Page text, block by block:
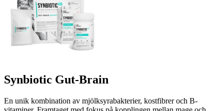
Synbiotic Gut-Brain
En unik kombination av mjölksyrabakterier, kostfibrer och B-